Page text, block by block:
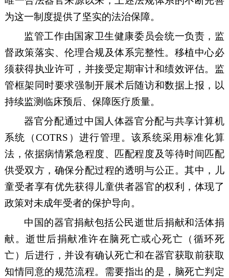
为这一制度提供了坚实的法治保障。
监管工作由国家卫生健康委员会统一负责，监
督政策落实、伦理合规及体系完整性。移植中心必
须获得执业许可，并接受定期审计和绩效评估。 监
管框架同时要求强制开展术后随访和数据上报，以
持续监测临床预后、保障医疗质量。
器官分配通过中国人体器官分配与共享计算机
系统（COTRS ）进行管理。该系统采用标准化算
法，依据病情紧急程度、匹配程度及等待时间匹配
供受双方，确保分配过程的透明与公正。其中，儿
童受者享有优先获得儿童供者器官的权利，体现了
政策对未成年受者的保护导向 。
中国的器官捐献包括公民逝世后捐献和活体捐
献。逝世后捐献准许在脑死亡或心死亡 （循环死
亡）后进行， 并设有确认死亡和在器官获取前获取
知情同意的规范流程。需要指出的是，脑死亡判定